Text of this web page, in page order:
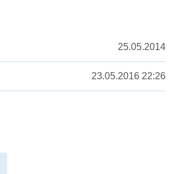
25.05.2014
23.05.2016 22:26